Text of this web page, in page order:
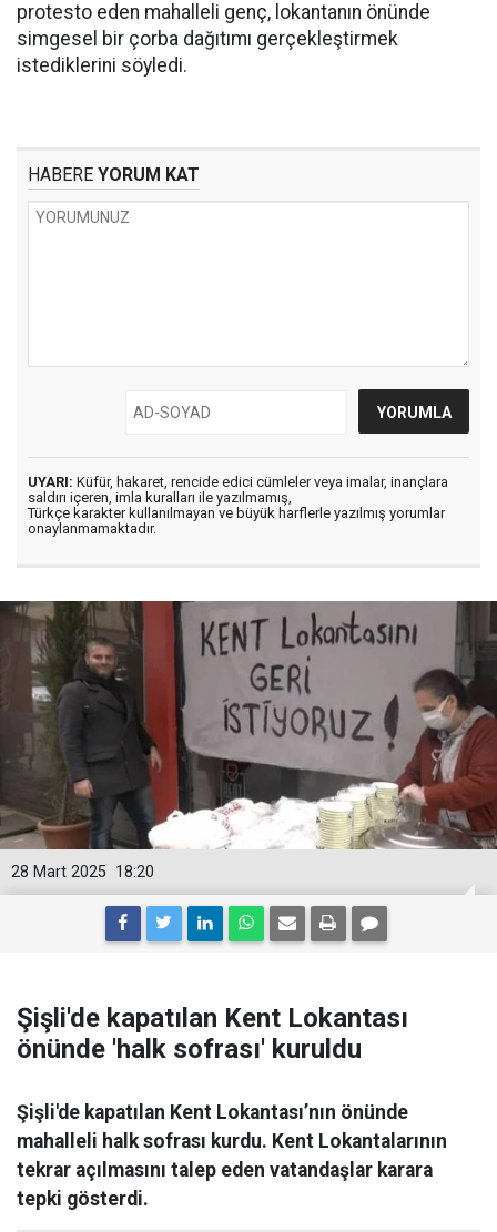
protesto eden mahalleli genç, lokantanın önünde
simgesel bir çorba dağıtımı gerçekleştirmek
istediklerini söyledi.
HABERE YORUM KAT
UYARI: Küfür, hakaret, rencide edici cümleler veya imalar, inançlara
saldırı içeren, imla kuralları ile yazılmamış,
Türkçe karakter kullanılmayan ve büyük harflerle yazılmış yorumlar
onaylanmamaktadır.
18:20
28 Mart 2025
Şişli'de kapatılan Kent Lokantası
önünde 'halk sofrası' kuruldu
Şişli'de kapatılan Kent Lokantası’nın önünde
mahalleli halk sofrası kurdu. Kent Lokantalarının
tekrar açılmasını talep eden vatandaşlar karara
tepki gösterdi.